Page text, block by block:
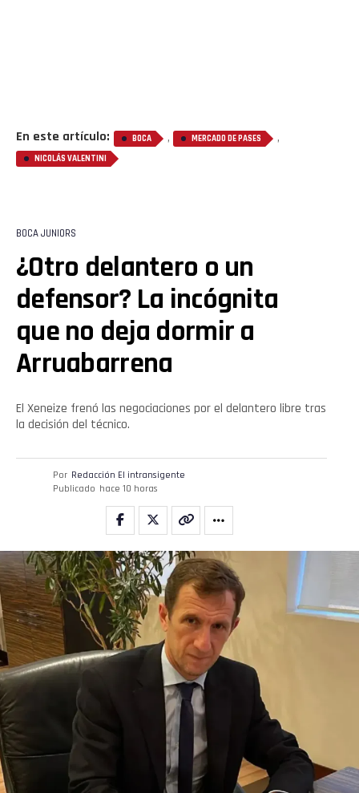
En este artículo: BOCA , MERCADO DE PASES ,
NICOLÁS VALENTINI
BOCA JUNIORS
¿Otro delantero o un
defensor? La incógnita
que no deja dormir a
Arruabarrena
El Xeneize frenó las negociaciones por el delantero libre tras
la decisión del técnico.
Por Redacción El intransigente
Publicado hace 10 horas